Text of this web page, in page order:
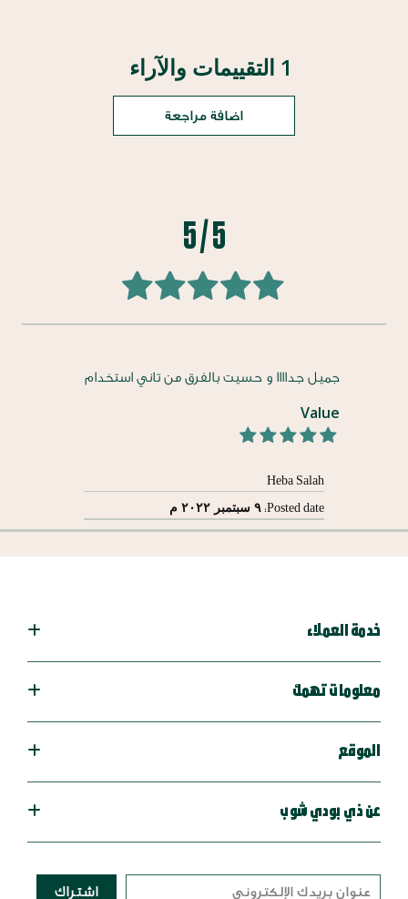
1 التقييمات والآراء
اضافة مراجعة
5 / 5
Heba Salah
Posted date: ٩ سبتمبر ٢٠٢٢ م
جميل جداااا و حسيت بالفرق من تاني استخدام
Value
خدمة العملاء
معلومات تهمك
الموقع
عن ذي بودي شوب
اشتراك